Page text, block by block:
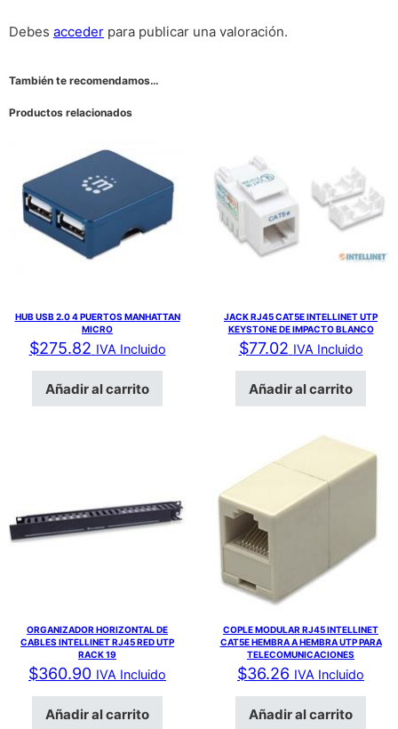
Debes acceder para publicar una valoración.
También te recomendamos…
Productos relacionados
HUB USB 2.0 4 PUERTOS MANHATTAN
MICRO
$275.82 IVA Incluido
Añadir al carrito
JACK RJ45 CAT5E INTELLINET UTP
KEYSTONE DE IMPACTO BLANCO
$77.02 IVA Incluido
Añadir al carrito
ORGANIZADOR HORIZONTAL DE
CABLES INTELLINET RJ45 RED UTP
RACK 19
$360.90 IVA Incluido
Añadir al carrito
COPLE MODULAR RJ45 INTELLINET
CAT5E HEMBRA A HEMBRA UTP PARA
TELECOMUNICACIONES
$36.26 IVA Incluido
Añadir al carrito